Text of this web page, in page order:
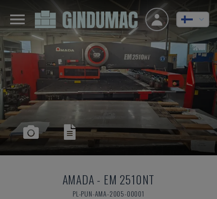
AMADA- EM 2510NT
PL-PUN-AMA-2005-00001